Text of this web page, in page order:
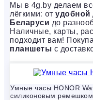
Мы в 4g.by делаем
лёгкими: от удобной
Беларуси до
Наличные, карты,
подходит вам!
планшеты с
Умные часы HONOR
силиконовым